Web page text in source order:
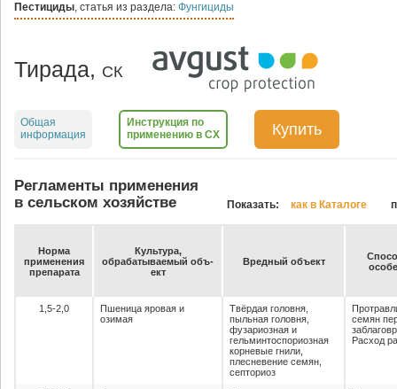
Пестициды, статья из раздела: Фунгициды
Тирада, СК
Общая
информация
Инструкция по
применению в СХ
Купить
Регламенты применения
в сельском хозяйстве
Показать: как в Каталоге
Нор­ма
при­ме­не­ния
пре­па­ра­та
Куль­ту­ра,
об­ра­ба­ты­ва­емый объ­
ект
Вред­ный объ­ект
1,5-2,0
Пшеница яровая и
озимая
Твёрдая головня,
пыльная головня,
фузариозная и
гельминтоспориозная
корневые гнили,
плесневение семян,
септориоз
семян
Расход